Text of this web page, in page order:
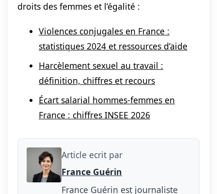
droits des femmes et l’égalité :
Violences conjugales en France :
statistiques 2024 et ressources d’aide
Harcèlement sexuel au travail :
définition, chiffres et recours
Écart salarial hommes-femmes en
France : chiffres INSEE 2026
Article ecrit par
France Guérin
France Guérin est journaliste